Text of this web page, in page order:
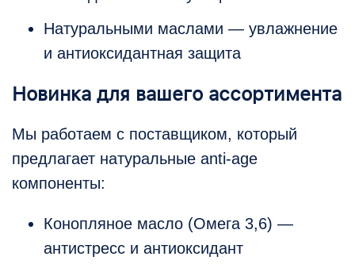
Натуральными маслами — увлажнение
и антиоксидантная защита
Новинка для вашего ассортимента
Мы работаем с поставщиком, который
предлагает натуральные anti-age
компоненты:
Конопляное масло (Омега 3,6) —
антистресс и антиоксидант